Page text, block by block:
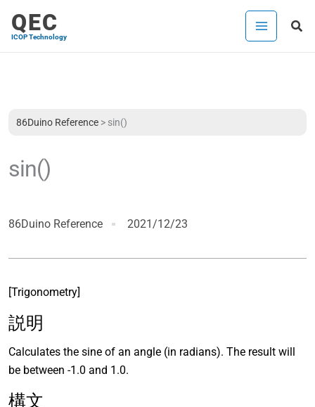
QEC
ICOP Technology
検
86Duino Reference > sin()
sin()
86Duino Reference 2021/12/23
[Trigonometry]
説明
Calculates the sine of an angle (in radians). The result will
be between -1.0 and 1.0.
構文